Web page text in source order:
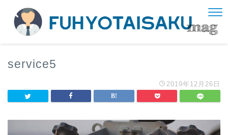
service5
2019年12月26日